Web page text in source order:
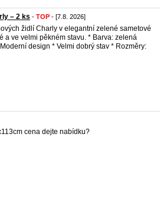
– 2 ks - TOP - [7.8. 2026]
židlí Charly v elegantní zelené sametové
a ve velmi pěkném stavu. * Barva: zelená
design * Velmi dobrý stav * Rozměry:
cena dejte nabídku?